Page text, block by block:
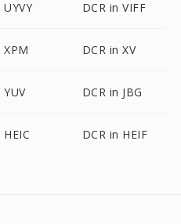
DCR in VIFF
XPM DCR in XV
YUV DCR in JBG
HEIC DCR in HEIF